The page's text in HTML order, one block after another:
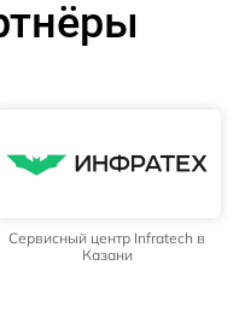
Сервисный центр Infratech в
Казани